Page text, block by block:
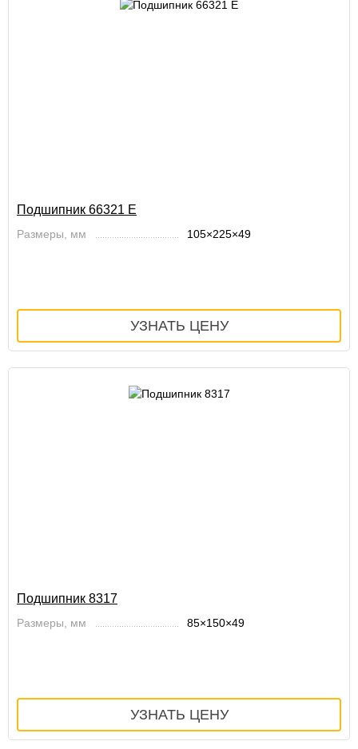
Подшипник 66321 Е
Размеры, мм 105×225×49
Подшипник 8317
Размеры, мм 85×150×49